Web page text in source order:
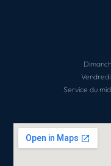
Service du